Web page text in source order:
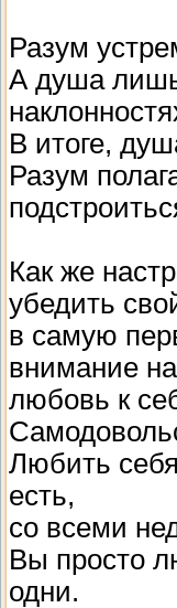
Разум
А душа лишь
В итоге,
Разум
Как же
убедить
в самую
внимание
любовь к
Любить
есть,
со всеми
Вы просто
одни.